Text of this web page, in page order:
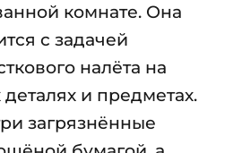
комнате. Она
с задачей
налёта на
и предметах.
загрязнённые